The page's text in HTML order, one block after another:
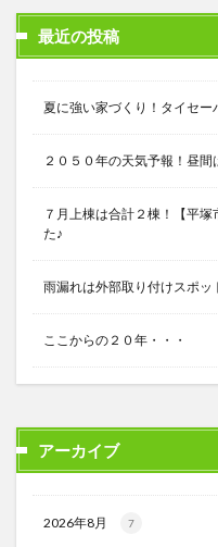
最近の投稿
夏に強い家づくり！タイセ
２０５０年の天気予報！昼間
７月上棟は合計２棟！【平
た♪
雨漏れは外部取り付けスポッ
ここからの２０年・・・
アーカイブ
2026年8月 7